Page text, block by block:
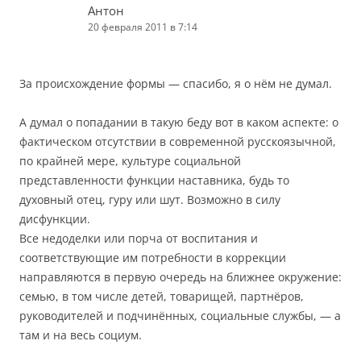
Антон
20 февраля 2011 в 7:14
За происхождение формы — спасибо, я о нём не думал.
А думал о попадании в такую беду вот в каком аспекте: о
фактическом отсутствии в современной русскоязычной,
по крайней мере, культуре социальной
представленности функции наставника, будь то
духовный отец, гуру или шут. Возможно в силу
дисфункции.
Все недоделки или порча от воспитания и
соответствующие им потребности в коррекции
направляются в первую очередь на ближнее окружение:
семью, в том числе детей, товарищей, партнёров,
руководителей и подчинённых, социальные службы, — а
там и на весь социум.